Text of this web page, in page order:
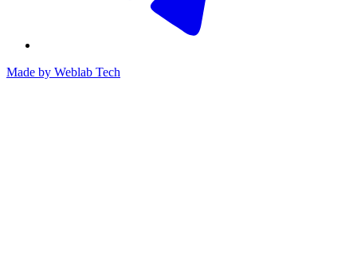
Made by Weblab Tech